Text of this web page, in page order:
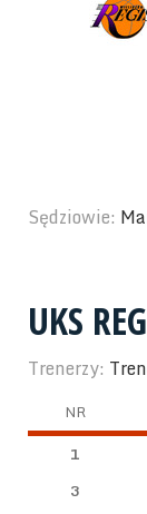
Sędziowie:
UKS
Trenerzy:
NR
1
3